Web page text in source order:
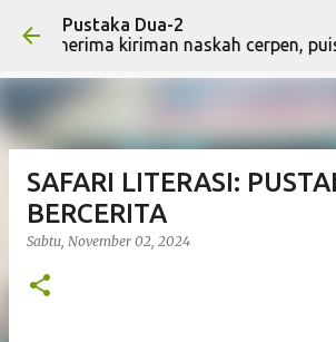
Langsung ke konten
Pustaka Dua-2
menerima kiriman naskah cerpen,
SAFARI LITERASI:
BERCERITA
Sabtu, November 02, 2024